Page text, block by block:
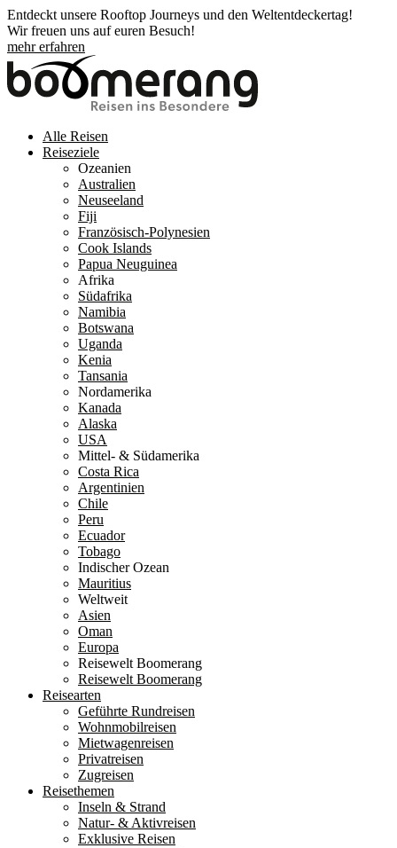
Entdeckt unsere Rooftop Journeys und den Weltentdeckertag!
Wir freuen uns auf euren Besuch!
mehr erfahren
Alle Reisen
Reiseziele
Ozeanien
Australien
Neuseeland
Fiji
Französisch-Polynesien
Cook Islands
Papua Neuguinea
Afrika
Südafrika
Namibia
Botswana
Uganda
Kenia
Tansania
Nordamerika
Kanada
Alaska
USA
Mittel- & Südamerika
Costa Rica
Argentinien
Chile
Peru
Ecuador
Tobago
Indischer Ozean
Mauritius
Weltweit
Asien
Oman
Europa
Reisewelt Boomerang
Reisewelt Boomerang
Reisearten
Geführte Rundreisen
Wohnmobilreisen
Mietwagenreisen
Privatreisen
Zugreisen
Reisethemen
Inseln & Strand
Natur- & Aktivreisen
Exklusive Reisen